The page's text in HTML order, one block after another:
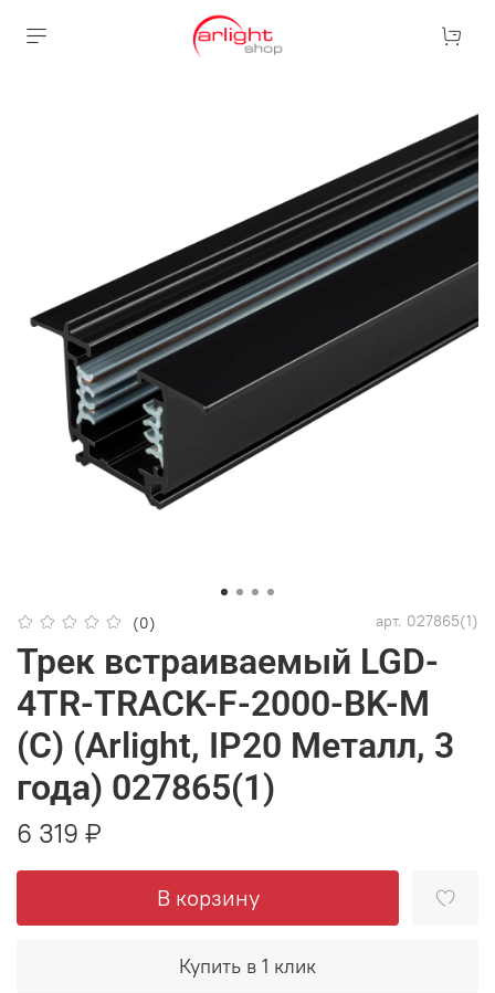
(0) арт. 027865(1)
Трек встраиваемый LGD-
4TR-TRACK-F-2000-BK-M
(C) (Arlight, IP20 Металл, 3
года) 027865(1)
6 319 ₽
В корзину
Купить в 1 клик